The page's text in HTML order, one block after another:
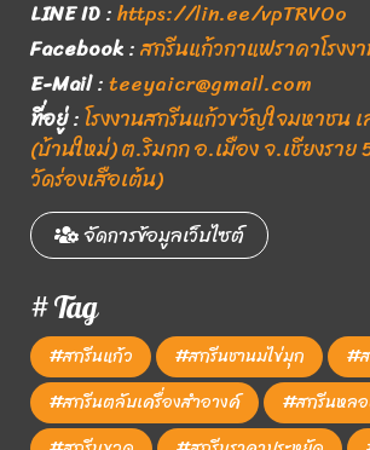
LINE ID:https://lin.ee/vpTRVOo
Facebook:สกรีนแก้วกาแฟราคาโรง
E-Mail:teeyaicr@gmail.com
ที่อยู่:โรงงานสกรีนแก้วขวัญใจมหาชน
(บ้านใหม่) ต.ริมกก อ.เมือง จ.เชียงราย
วัดร่องเสือเต้น)
จัดการข้อมูลเว็บไซต์
# Tag
#สกรีนแก้ว #สกรีนชานมไข่มุก
#
#สกรีนตลับเครื่องสำอางค์
#สกรีนหล